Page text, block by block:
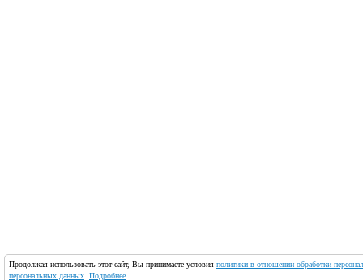
Продолжая использовать этот сайт, Вы принимаете условия политики в отношении обработки
персональных данных Подробнее